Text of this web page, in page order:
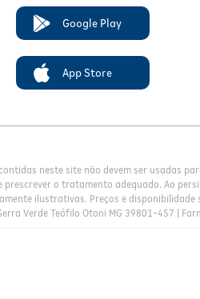
Google Play
App Store
neste site não devem ser usadas
o tratamento adequado. Ao
ilustrativas. Preços e
Verde Teófilo Otoni MG 39801-457 |